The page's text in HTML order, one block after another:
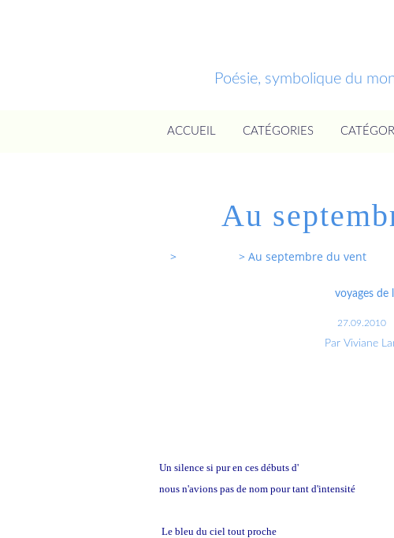
Poésie, symbolique du
ACCUEIL CATÉGORIES
Au
> > Au septembre du vent
voyages de
27.09.2010
Par Viviane
Un silence si pur en ces débuts d'
nous n'avions pas de nom pour tant d'intensité
Le bleu du ciel tout proche